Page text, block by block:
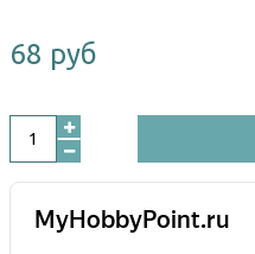
68 руб